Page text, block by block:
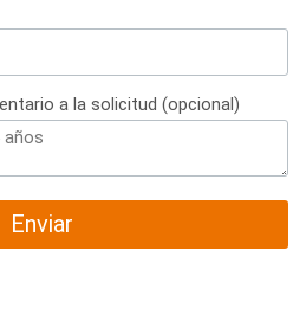
a la solicitud (opcional)
Enviar